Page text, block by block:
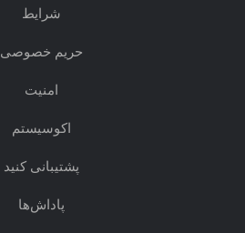
شرایط
حریم خصوصی
امنیت
اکوسیستم
پشتیبانی کنید
پاداش‌ها